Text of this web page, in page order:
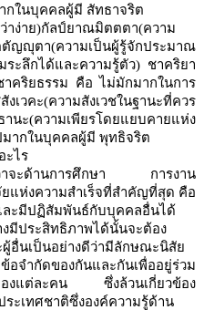
กในบุคคลผู้มี สัทธาจริต
าง่าย)กัลป์ยาณมิตตตา(ความ
ญญุตา(ความเป็นผู้รู้จักประมาณ
ลึกได้และความรู้ตัว) ชาคริยา
าคริยธรรม คือ ไม่มักมากในการ
คะ(ความสังเวชในฐานะที่ควร
นะ(ความเพียรโดยแยบคายแห่ง
มากในบุคคลผู้มี พุทธิจริต
ะไร
ว่าจะด้านการศึกษา การงาน
แห่งความสำเร็จที่สำคัญที่สุด คือ
ละมีปฏิสัมพันธ์กับบุคคลอื่นได้
งมีประสิทธิภาพได้นั้นจะต้อง
ผู้อื่นเป็นอย่างดีว่ามีลักษณะนิสั
อจำกัดของกันและกันเพื่ออยู่ร่วม
ของแต่ละคน ซึ่งล้วนเกี่ยวข้อง
ะเทศชาติซึ่งองค์ความรู้ด้าน